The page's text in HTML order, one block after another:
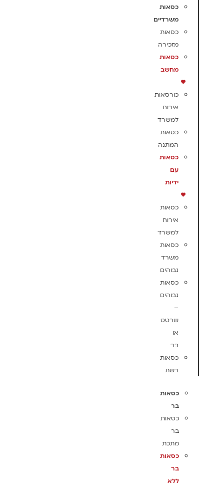
כסאות
משרדיים
כסאות
מזכירה
כסאות
מחשב
כורסאות
אירוח
למשרד
כסאות
המתנה
כסאות
עם
ידיות
כסאות
אירוח
למשרד
כסאות
משרד
גבוהים
כסאות
גבוהים
–
שרטט
או
בר
כסאות
רשת
כסאות
בר
כסאות
בר
מתכת
כסאות
בר
ללא